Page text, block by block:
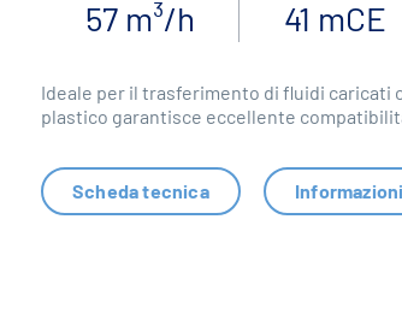
57 m³/h 41 mCE
Ideale per il trasferimento di fluidi caricati
plastico garantisce eccellente
Scheda tecnica